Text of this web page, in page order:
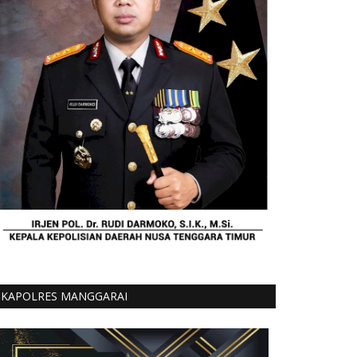
KAPOLRES MANGGARAI